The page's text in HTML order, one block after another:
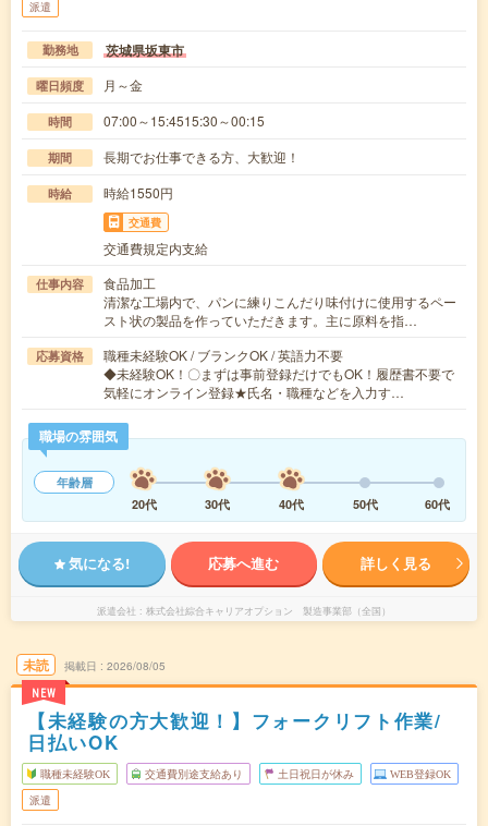
派遣
勤務地 茨城県坂東市
曜日頻度 月～金
時間 07:00～15:4515:30～00:15
期間 長期でお仕事できる方、大歓迎！
時給 時給1550円
交通費
交通費規定内支給
仕事内容
食品加工
清潔な工場内で、パンに練りこんだり味付けに使用するペー
スト状の製品を作っていただきます。主に原料を指…
応募資格
職種未経験OK / ブランクOK / 英語力不要
◆未経験OK！〇まずは事前登録だけでもOK！履歴書不要で
気軽にオンライン登録★氏名・職種などを入力す…
職場の雰囲気
年齢層
20代
30代 40代 50代 60代
気になる! 応募へ進む 詳しく見る
派遣会社 株式会社綜合キャリアオプション 製造事業部（全国）
未読
NEW
掲載日 2026/08/05
【未経験の方大歓迎！】フォークリフト作業/
日払いOK
職種未経験OK 交通費別途支給あり 土日祝日が休み WEB登録OK
派遣